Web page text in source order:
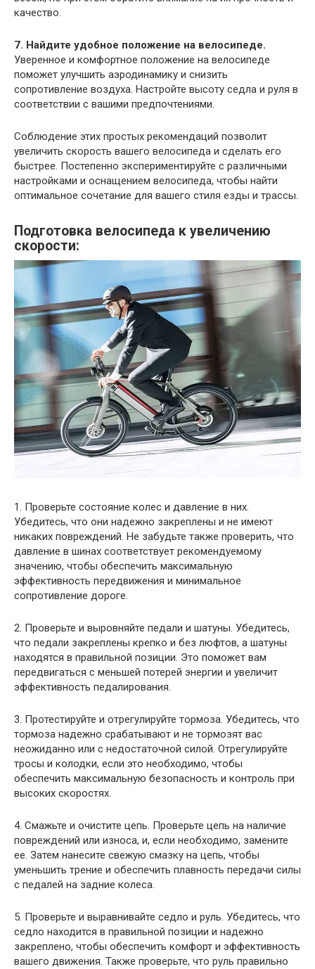
качество.
7. Найдите удобное положение на велосипеде.
Уверенное и комфортное положение на велосипеде
поможет улучшить аэродинамику и снизить
сопротивление воздуха. Настройте высоту седла и руля в
соответствии с вашими предпочтениями.
Соблюдение этих простых рекомендаций позволит
увеличить скорость вашего велосипеда и сделать его
быстрее. Постепенно экспериментируйте с различными
настройками и оснащением велосипеда, чтобы найти
оптимальное сочетание для вашего стиля езды и трассы.
Подготовка велосипеда к увеличению
скорости:
1. Проверьте состояние колес и давление в них.
Убедитесь, что они надежно закреплены и не имеют
никаких повреждений. Не забудьте также проверить, что
давление в шинах соответствует рекомендуемому
значению, чтобы обеспечить максимальную
эффективность передвижения и минимальное
сопротивление дороге.
2. Проверьте и выровняйте педали и шатуны. Убедитесь,
что педали закреплены крепко и без люфтов, а шатуны
находятся в правильной позиции. Это поможет вам
передвигаться с меньшей потерей энергии и увеличит
эффективность педалирования.
3. Протестируйте и отрегулируйте тормоза. Убедитесь, что
тормоза надежно срабатывают и не тормозят вас
неожиданно или с недостаточной силой. Отрегулируйте
тросы и колодки, если это необходимо, чтобы
обеспечить максимальную безопасность и контроль при
высоких скоростях.
4. Смажьте и очистите цепь. Проверьте цепь на наличие
повреждений или износа, и, если необходимо, замените
ее. Затем нанесите свежую смазку на цепь, чтобы
уменьшить трение и обеспечить плавность передачи силы
с педалей на задние колеса.
5. Проверьте и выравнивайте седло и руль. Убедитесь, что
седло находится в правильной позиции и надежно
закреплено, чтобы обеспечить комфорт и эффективность
вашего движения. Также проверьте, что руль правильно